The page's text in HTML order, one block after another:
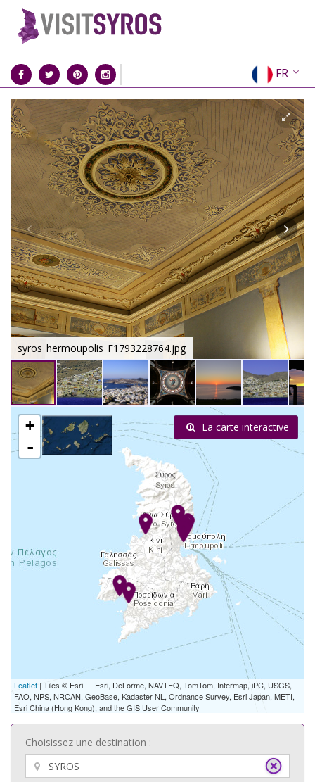
FR
EN
EL
DE
IT
ES
RU
CN
syros_hermoupolis_F1793228764.jpg
+
-
Leaflet | Tiles © Esri — Esri, DeLorme, NAVTEQ, TomTom, Intermap, iPC, USGS,
FAO, NPS, NRCAN, GeoBase, Kadaster NL, Ordnance Survey, Esri Japan, METI,
Esri China (Hong Kong), and the GIS User Community
La carte interactive
Choisissez une destination :